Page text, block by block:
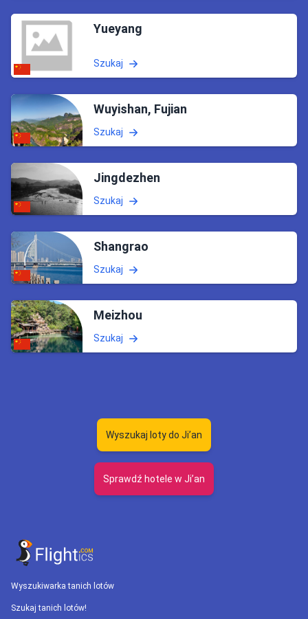
Yueyang
Szukaj
Wuyishan, Fujian
Szukaj
Jingdezhen
Szukaj
Shangrao
Szukaj
Meizhou
Szukaj
Wyszukaj loty do Ji’an
Sprawdź hotele w Ji’an
Wyszukiwarka tanich lotów
Szukaj tanich lotów!